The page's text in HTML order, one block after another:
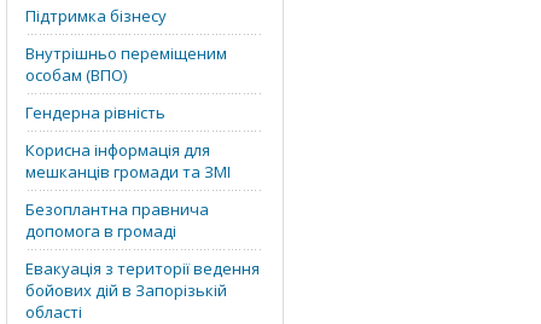
Підтримка бізнесу
Внутрішньо переміщеним
особам (ВПО)
Гендерна рівність
Корисна інформація для
мешканців громади та ЗМІ
Безоплантна правнича
допомога в громаді
Евакуація з території ведення
бойових дій в Запорізькій
області